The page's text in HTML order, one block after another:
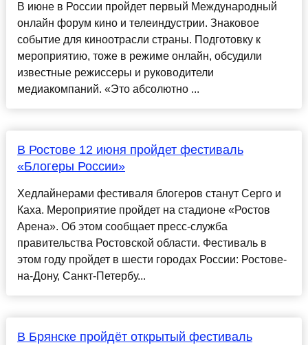
В июне в России пройдет первый Международный
онлайн форум кино и телеиндустрии. Знаковое
событие для киноотрасли страны. Подготовку к
мероприятию, тоже в режиме онлайн, обсудили
известные режиссеры и руководители
медиакомпаний. «Это абсолютно ...
В Ростове 12 июня пройдет фестиваль
«Блогеры России»
Хедлайнерами фестиваля блогеров станут Серго и
Каха. Мероприятие пройдет на стадионе «Ростов
Арена». Об этом сообщает пресс-служба
правительства Ростовской области. Фестиваль в
этом году пройдет в шести городах России: Ростове-
на-Дону, Санкт-Петербу...
В Брянске пройдёт открытый фестиваль